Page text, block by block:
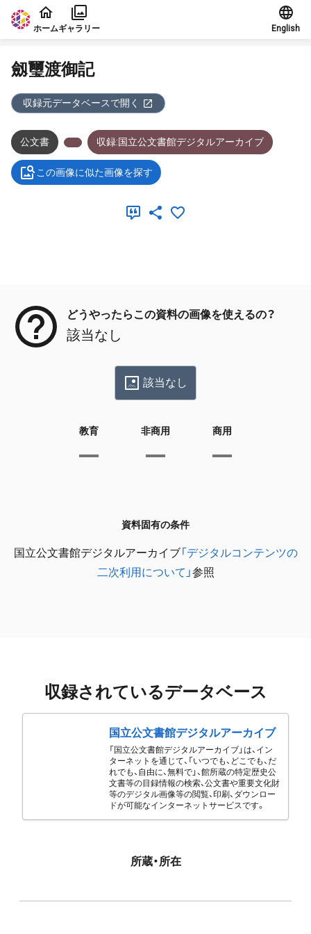
本文に飛ぶ
ホームギャラリー English
劔璽渡御記
収録元データベースで開く
公文書 収録:国立公文書館デジタルアーカイブ
この画像に似た画像を探す
どうやったらこの資料の画像を使えるの？
該当なし
該当なし
教育 非商用 商用
資料固有の条件
国立公文書館デジタルアーカイブ「デジタルコンテンツの
二次利用について」参照
収録されているデータベース
国立公文書館デジタルアーカイブ
「国立公文書館デジタルアーカイブ」は、イン
ターネットを通じて、「いつでも、どこでも、だ
れでも、自由に、無料で」、館所蔵の特定歴史公
文書等の目録情報の検索、公文書や重要文化財
等のデジタル画像等の閲覧、印刷、ダウンロー
ドが可能なインターネットサービスです。
所蔵・所在